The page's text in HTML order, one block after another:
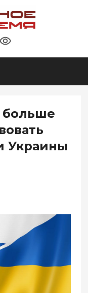
больше
Украины